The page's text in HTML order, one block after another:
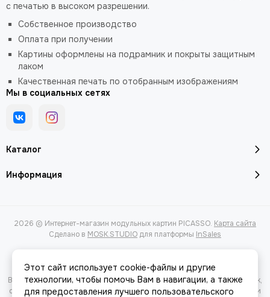
Каталог
Информация
с печатью в высоком разрешении.
Собственное производство
Оплата при получении
Картины оформлены на подрамник и покрыты защитным
лаком
Качественная печать по отобранным изображениям
Мы в социальных сетях
2026 © Интернет-магазин модульных картин PICASSO. Карта сайта
Сделано в MOSK.STUDIO для платформы InSales
Вся представленная на сайте информация, касающаяся характеристик,
стоимости товаров и услуг, носит информационный характер и ни при
Этот сайт использует cookie-файлы и другие
технологии, чтобы помочь Вам в навигации, а также
для предоставления лучшего пользовательского